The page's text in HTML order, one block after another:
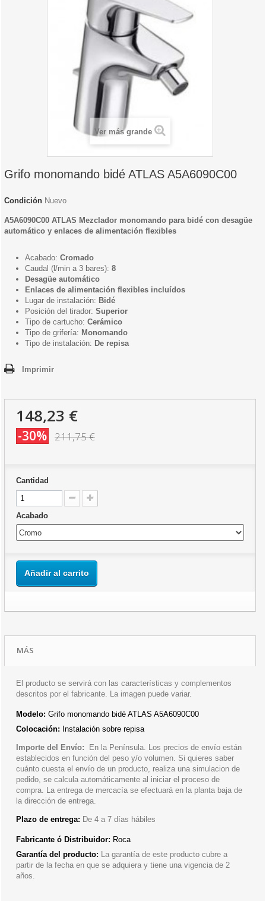
Ver más grande
Grifo monomando bidé ATLAS A5A6090C00
Condición Nuevo
A5A6090C00 ATLAS Mezclador monomando para bidé con desagüe
automático y enlaces de alimentación flexibles
Acabado: Cromado
Caudal (l/min a 3 bares): 8
Desagüe automático
Enlaces de alimentación flexibles incluídos
Lugar de instalación: Bidé
Posición del tirador: Superior
Tipo de cartucho: Cerámico
Tipo de grifería: Monomando
Tipo de instalación: De repisa
Imprimir
148,23 €
-30% 211,75 €
Cantidad
Acabado
Añadir al carrito
MÁS
El producto se servirá con las características y complementos
descritos por el fabricante. La imagen puede variar.
Modelo: Grifo monomando bidé ATLAS A5A6090C00
Colocación: Instalación sobre repisa
Importe del Envío:
En la Península. Los precios de envío están
establecidos en función del peso y/o volumen. Si quieres saber
cuánto cuesta el envío de un producto, realiza una simulacion de
pedido, se calcula automáticamente al iniciar el proceso de
compra. La entrega de mercacía se efectuará en la planta baja de
la dirección de entrega.
Plazo de entrega: De 4 a 7 días hábiles
Fabricante ó Distribuidor: Roca
Garantía del producto: La garantía de este producto cubre a
partir de la fecha en que se adquiera y tiene una vigencia de 2
años.